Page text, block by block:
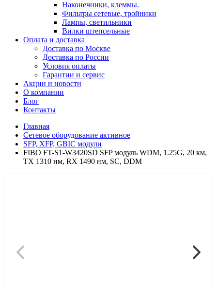
Наконечники, клеммы.
Фильтры сетевые, тройники
Лампы, светильники
Вилки штепсельные
Оплата и доставка
Доставка по Москве
Доставка по России
Условия оплаты
Гарантии и сервис
Акции и новости
О компании
Блог
Контакты
Главная
Сетевое оборудование активное
SFP, XFP, GBIC модули
FIBO FT-S1-W3420SD SFP модуль WDM, 1.25G, 20 км,
TX 1310 нм, RX 1490 нм, SC, DDM